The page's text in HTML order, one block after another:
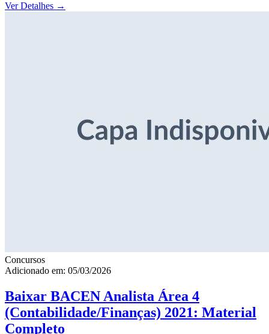
Ver Detalhes →
Concursos
Adicionado em: 05/03/2026
Baixar BACEN Analista Área 4
(Contabilidade/Finanças) 2021: Material
Completo